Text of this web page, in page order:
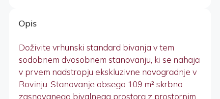
Opis
Doživite vrhunski standard bivanja v tem
sodobnem dvosobnem stanovanju, ki se nahaja
v prvem nadstropju ekskluzivne novogradnje v
Rovinju. Stanovanje obsega 109 m² skrbno
zasnovanega bivalnega prostora z prostornim